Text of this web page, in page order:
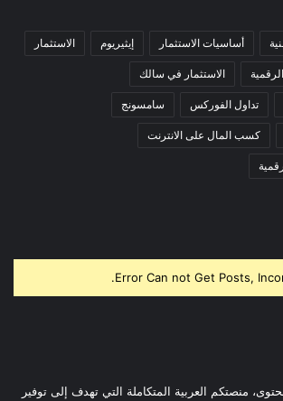
أساسيات الاستثمار إيثيريوم الاستثمار
الاستثمار في سالك
تداول الفوركس سامسونج
كسب المال على الانترنت
Error Can not Get Posts,
منصتكم العربية المتكاملة التي تهدف إلى توفير